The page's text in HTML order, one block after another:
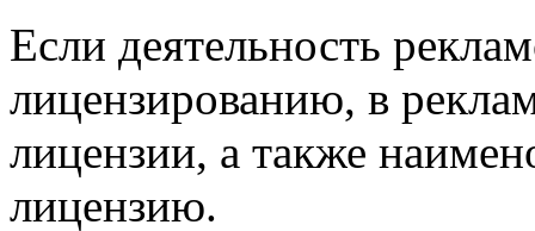
Если деятельность
лицензированию, в
лицензии, а также
лицензию.